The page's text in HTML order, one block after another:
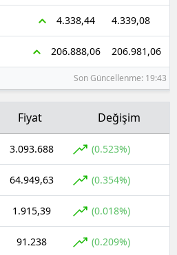
4.338,44 4.339,08
206.888,06 206.981,06
Son Güncellenme: 19:43
Fiyat Değişim
3.093.688 (0.523%)
64.949,63 (0.354%)
1.915,39 (0.018%)
91.238 (0.209%)